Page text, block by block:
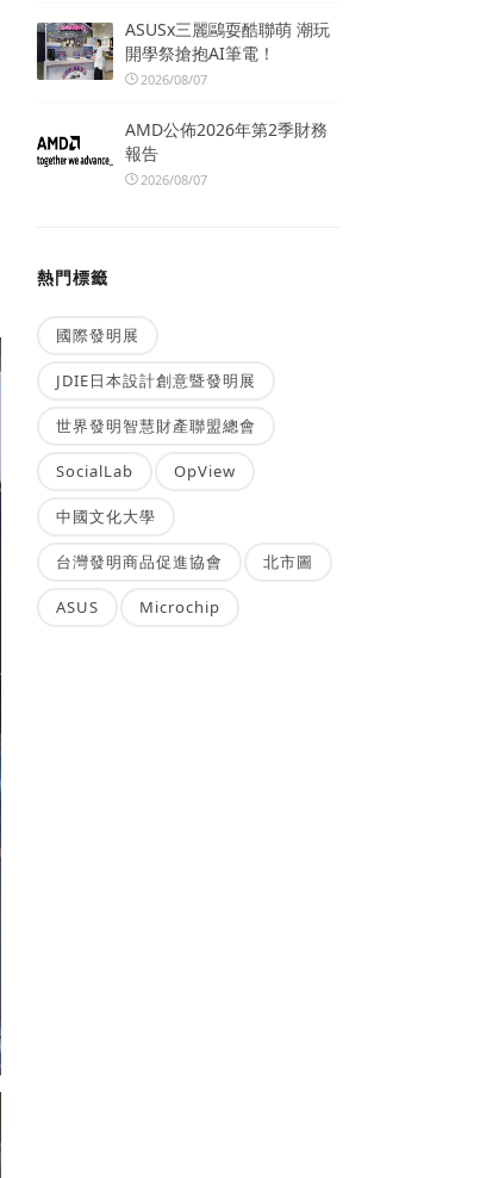
ASUSx三麗鷗耍酷聯萌 潮玩
開學祭搶抱AI筆電！
2026/08/07
AMD公佈2026年第2季財務
報告
2026/08/07
熱門標籤
國際發明展
JDIE日本設計創意暨發明展
世界發明智慧財產聯盟總會
SocialLab OpView
中國文化大學
台灣發明商品促進協會 北市圖
ASUS Microchip